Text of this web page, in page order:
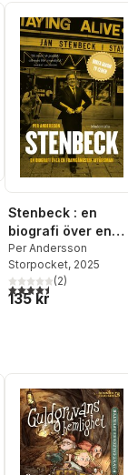
Stenbeck : en
biografi över en
framgångsrik
affärsman
Per Andersson
Storpocket, 2025
4,5utav 5 stjärnor.
(2)
135 kr